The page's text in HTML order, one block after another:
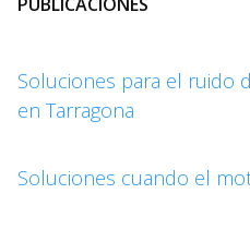
Soluciones para el ruido
en Tarragona
Soluciones cuando el